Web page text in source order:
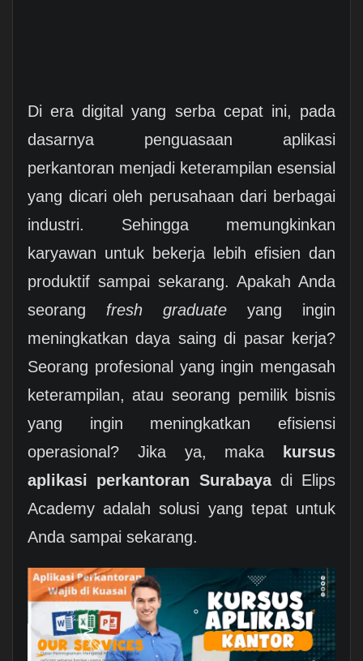
Di era digital yang serba cepat ini, pada
dasarnya penguasaan aplikasi
perkantoran menjadi keterampilan esensial
yang dicari oleh perusahaan dari berbagai
industri. Sehingga memungkinkan
karyawan untuk bekerja lebih efisien dan
produktif sampai sekarang. Apakah Anda
seorang fresh graduate yang ingin
meningkatkan daya saing di pasar kerja?
Seorang profesional yang ingin mengasah
keterampilan, atau seorang pemilik bisnis
yang ingin meningkatkan efisiensi
operasional? Jika ya, maka
kursus
aplikasi perkantoran Surabayadi Elips
Academy adalah solusi yang tepat untuk
Anda sampai sekarang.